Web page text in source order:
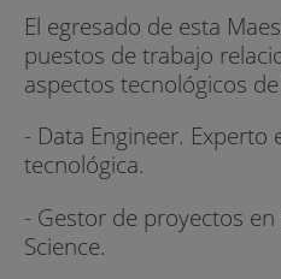
- Las clases quedan
que las puedas consultar
- Prácticas en empresa
mercado laboral solo si
El egresado de esta
puestos de trabajo
aspectos tecnológicos
- Data Engineer.
tecnológica.
- Gestor de proyectos en
Science.